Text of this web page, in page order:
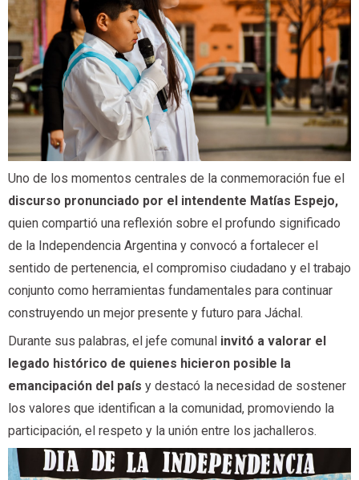
Uno de los momentos centrales de la conmemoración fue el
discurso pronunciado por el intendente Matías Espejo,
quien compartió una reflexión sobre el profundo significado
de la Independencia Argentina y convocó a fortalecer el
sentido de pertenencia, el compromiso ciudadano y el trabajo
conjunto como herramientas fundamentales para continuar
construyendo un mejor presente y futuro para Jáchal.
Durante sus palabras, el jefe comunal invitó a valorar el
legado histórico de quienes hicieron posible la
emancipación del país y destacó la necesidad de sostener
los valores que identifican a la comunidad, promoviendo la
participación, el respeto y la unión entre los jachalleros.